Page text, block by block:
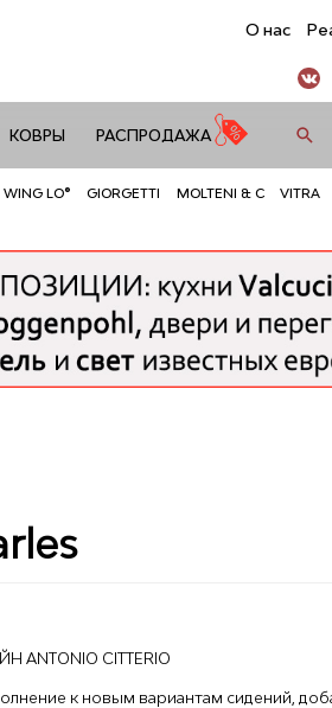
О нас
КОВРЫ РАСПРОДАЖА
LO® GIORGETTI MOLTENI & C VITRA
ANTONIO CITTERIO
к новым вариантам сидений,